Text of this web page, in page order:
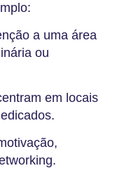
a uma área
ou
em locais